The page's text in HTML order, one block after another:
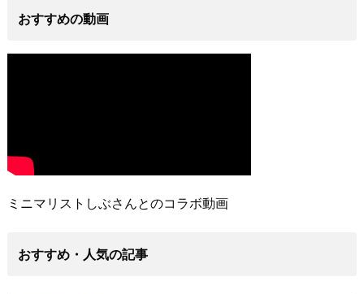
おすすめの動画
ミニマリストしぶさんとのコラボ動画
おすすめ・人気の記事